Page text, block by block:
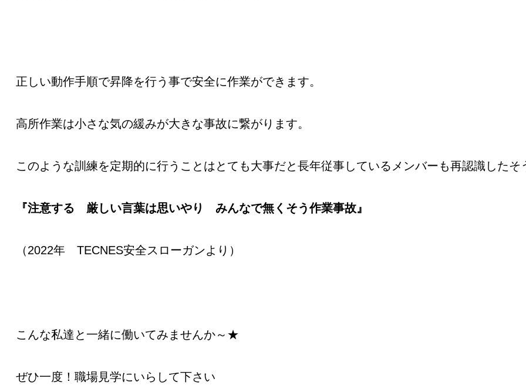
正しい動作手順で昇降を行う事で安全に作業ができます。
高所作業は小さな気の緩みが大きな事故に繋がります。
このような訓練を定期的に行うことはとても大事だと長年従事しているメンバーも再認識した
『注意する 厳しい言葉は思いやり みんなで無くそう作業事故』
（2022年 TECNES安全スローガンより）
こんな私達と一緒に働いてみませんか～★
ぜひ一度！職場見学にいらして下さい